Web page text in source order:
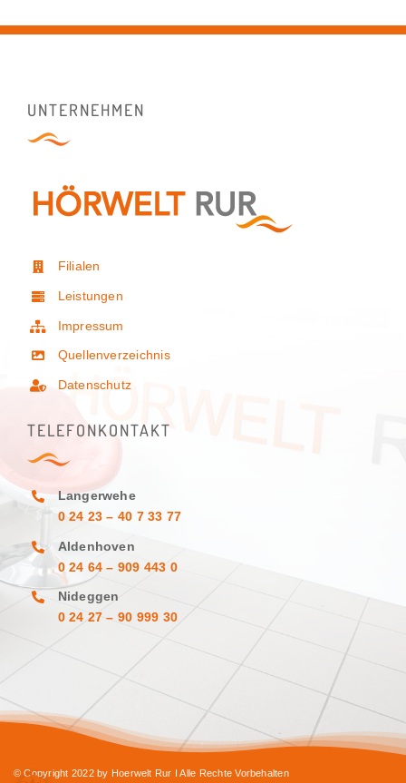
UNTERNEHMEN
Filialen
Leistungen
Impressum
Quellenverzeichnis
Datenschutz
TELEFONKONTAKT
Langerwehe
0 24 23 – 40 7 33 77
Aldenhoven
0 24 64 – 909 443 0
Nideggen
0 24 27 – 90 999 30
© Copyright 2022 by Hoerwelt Rur I Alle Rechte Vorbehalten